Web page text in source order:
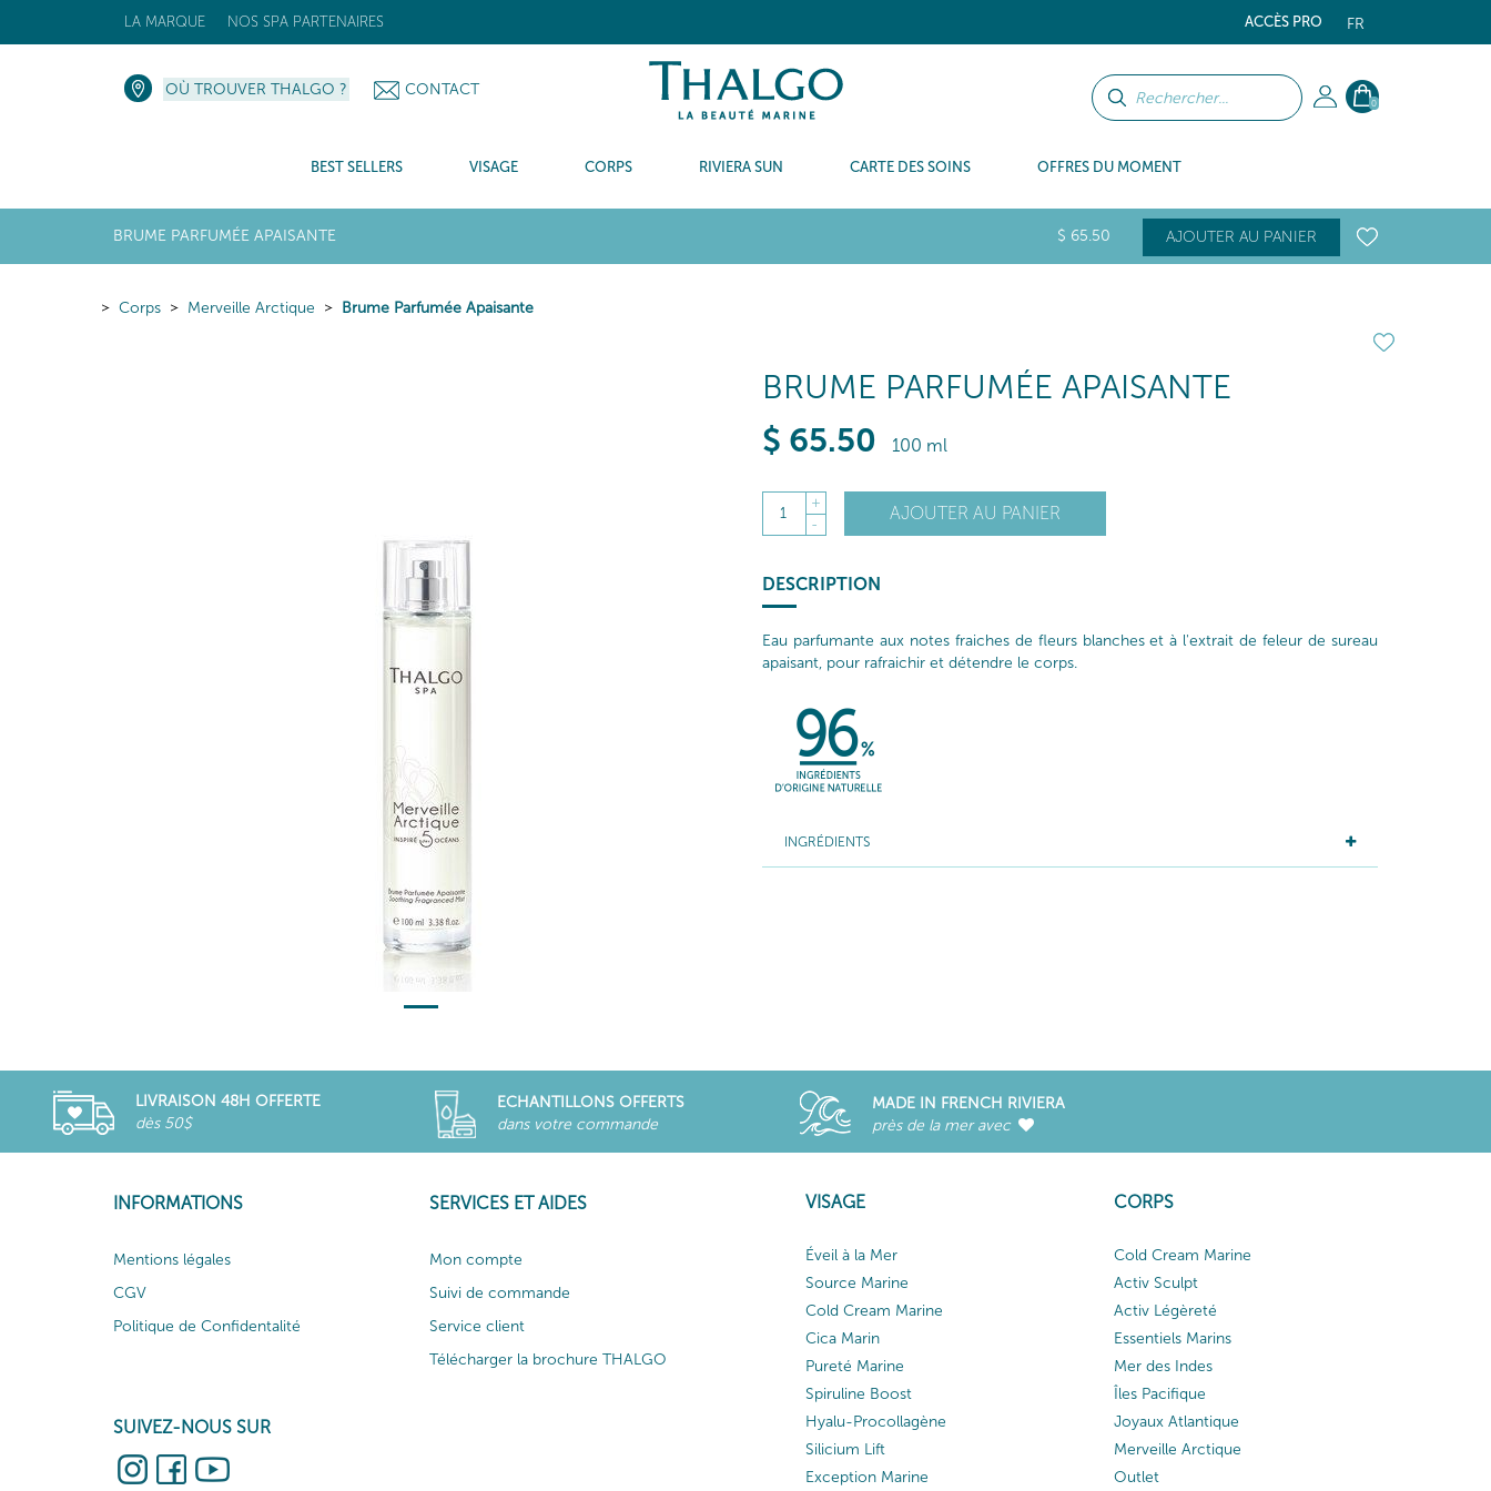
FR
ACCÈS PRO
LA MARQUE NOS SPA PARTENAIRES
0
OÙ TROUVER THALGO ? CONTACT
BEST SELLERS VISAGE CORPS RIVIERA SUN CARTE DES SOINS OFFRES DU MOMENT
BRUME PARFUMÉE APAISANTE $ 65.50 AJOUTER AU PANIER
Corps Merveille Arctique Brume Parfumée Apaisante
BRUME PARFUMÉE APAISANTE
$ 65.50 100 ml
1
+
-
AJOUTER AU PANIER
DESCRIPTION
Eau parfumante aux notes fraiches de fleurs blanches et à l'extrait de feleur de sureau
apaisant, pour rafraichir et détendre le corps.
INGRÉDIENTS
LIVRAISON 48H OFFERTE
dès 50$
ECHANTILLONS OFFERTS
dans votre commande
MADE IN FRENCH RIVIERA
près de la mer avec
INFORMATIONS
Mentions légales
CGV
Politique de Confidentalité
SUIVEZ-NOUS SUR
SERVICES ET AIDES
Mon compte
Suivi de commande
Service client
Télécharger la brochure THALGO
VISAGE
Éveil à la Mer
Source Marine
Cold Cream Marine
Cica Marin
Pureté Marine
Spiruline Boost
Hyalu-Procollagène
Silicium Lift
Exception Marine
CORPS
Cold Cream Marine
Activ Sculpt
Activ Légèreté
Essentiels Marins
Mer des Indes
Îles Pacifique
Joyaux Atlantique
Merveille Arctique
Outlet